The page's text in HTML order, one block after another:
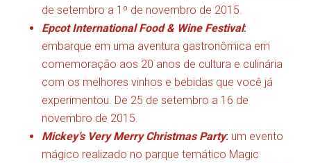
de setembro a 1º de novembro de 2015.
Epcot International Food & Wine Festival:
embarque em uma aventura gastronômica em
comemoração aos 20 anos de cultura e culinária
com os melhores vinhos e bebidas que você já
experimentou. De 25 de setembro a 16 de
novembro de 2015.
Mickey’s Very Merry Christmas Party: um evento
mágico realizado no parque temático Magic